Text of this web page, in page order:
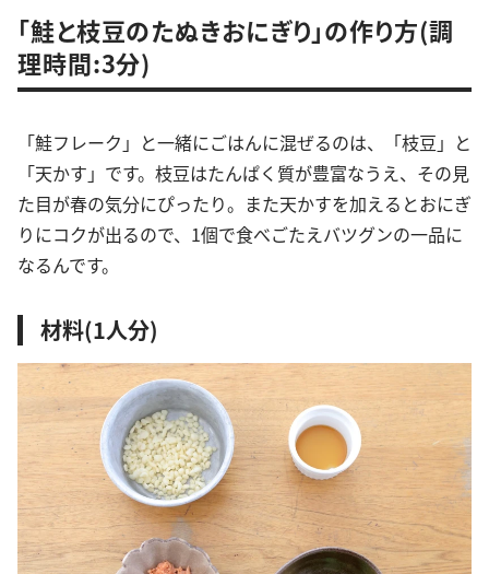
「鮭と枝豆のたぬきおにぎり」の作り方(調
理時間:3分)
「鮭フレーク」と一緒にごはんに混ぜるのは、「枝豆」と
「天かす」です。枝豆はたんぱく質が豊富なうえ、その見
た目が春の気分にぴったり。また天かすを加えるとおにぎ
りにコクが出るので、1個で食べごたえバツグンの一品に
なるんです。
材料(1人分)